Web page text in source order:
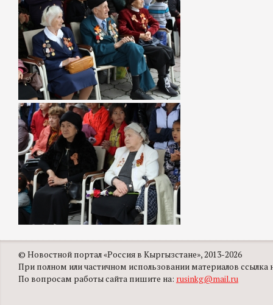
© Новостной портал «Россия в Кыргызстане», 2013-2026
При полном или частичном использовании материалов ссылка
По вопросам работы сайта пишите на: rusinkg@mail.ru